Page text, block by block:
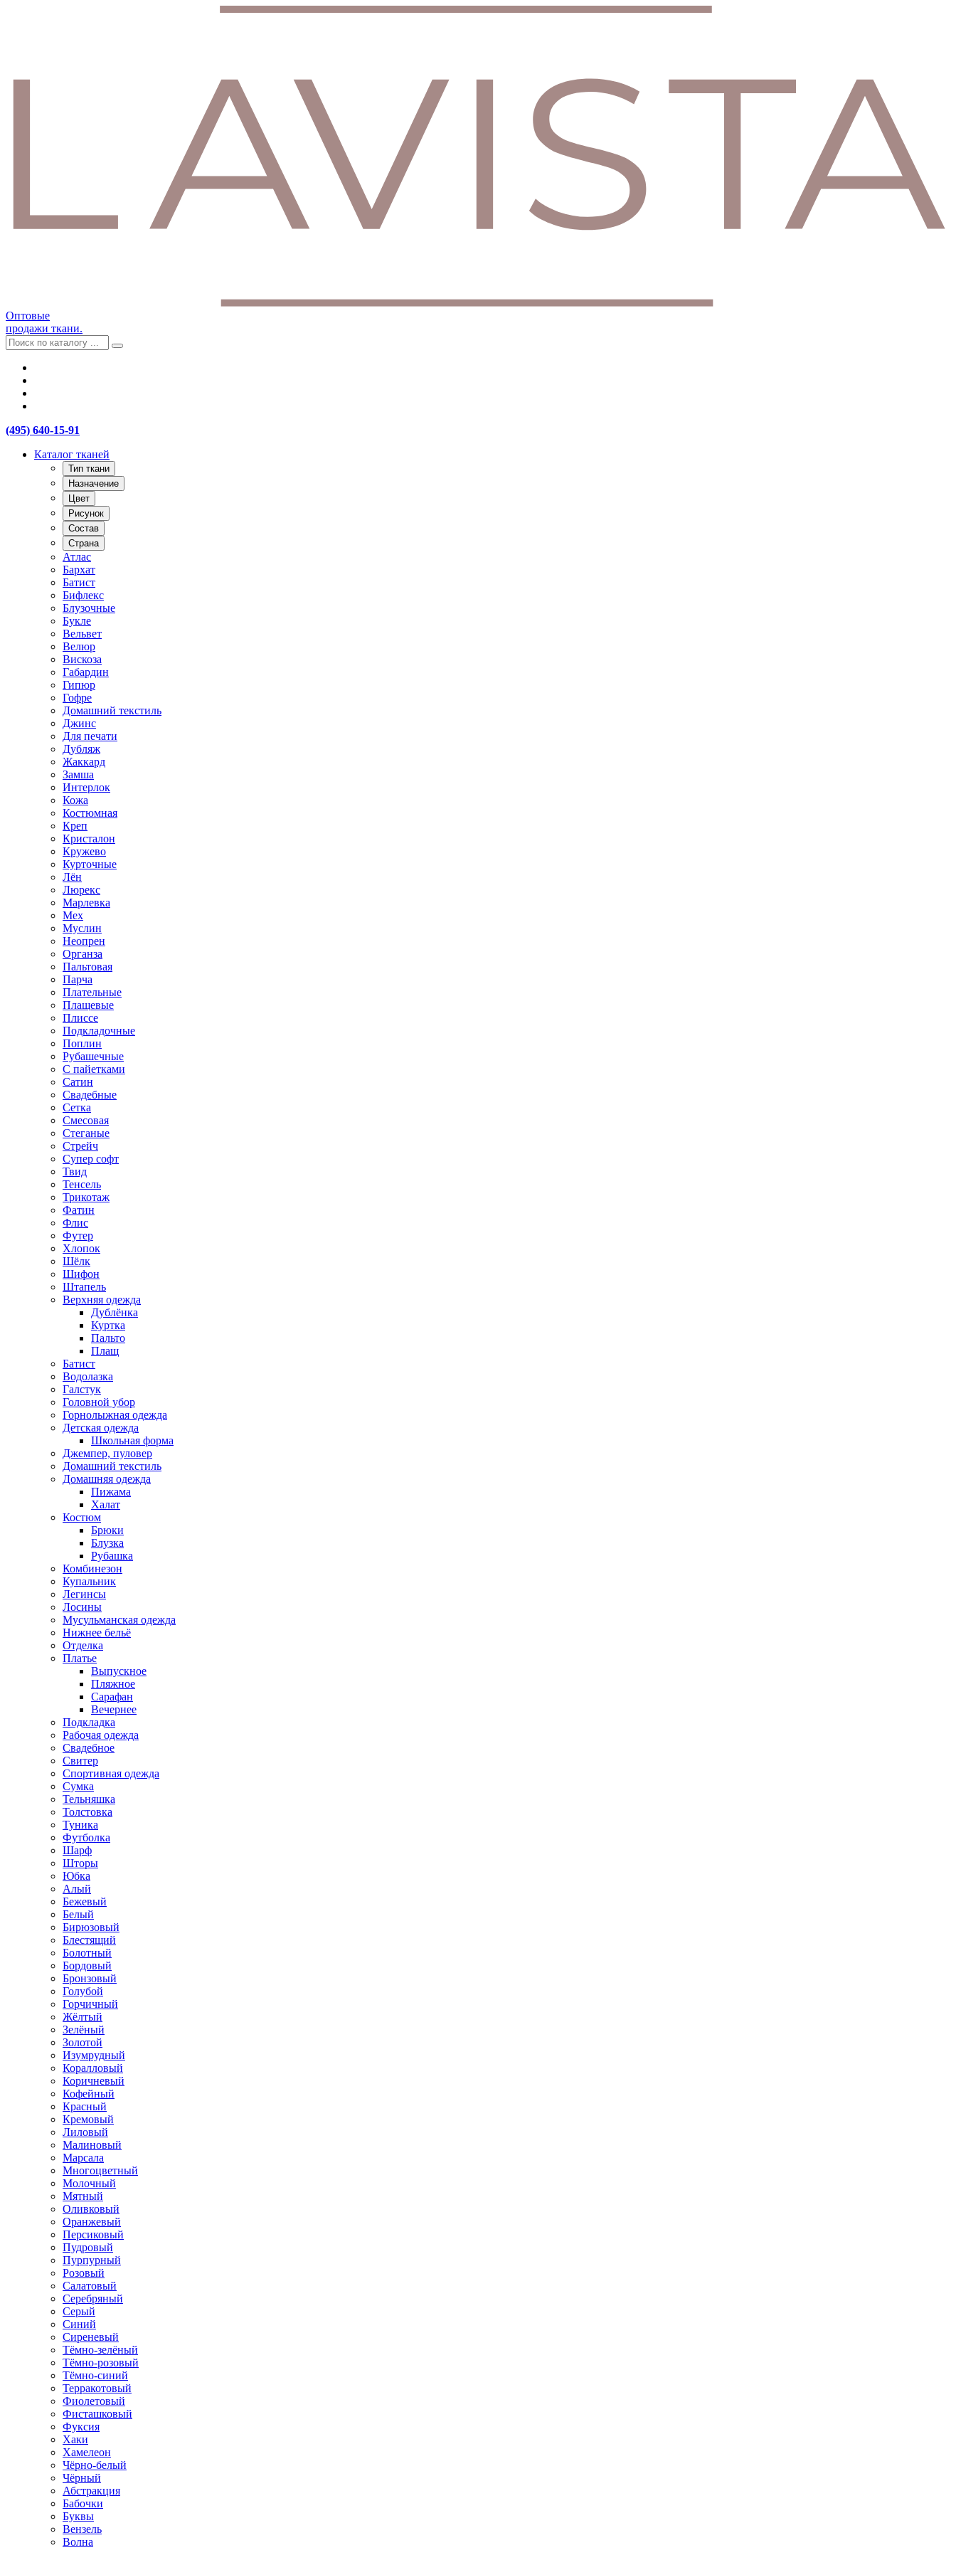
Оптовые
продажи ткани.
(495) 640-15-91
Каталог тканей
Тип ткани
Назначение
Цвет
Рисунок
Состав
Страна
Атлас
Бархат
Батист
Бифлекс
Блузочные
Букле
Вельвет
Велюр
Вискоза
Габардин
Гипюр
Гофре
Домашний текстиль
Джинс
Для печати
Дубляж
Жаккард
Замша
Интерлок
Кожа
Костюмная
Креп
Кристалон
Кружево
Курточные
Лён
Люрекс
Марлевка
Мех
Муслин
Неопрен
Органза
Пальтовая
Парча
Плательные
Плащевые
Плиссе
Подкладочные
Поплин
Рубашечные
С пайетками
Сатин
Свадебные
Сетка
Смесовая
Стеганые
Стрейч
Супер софт
Твид
Тенсель
Трикотаж
Фатин
Флис
Футер
Хлопок
Шёлк
Шифон
Штапель
Верхняя одежда
Дублёнка
Куртка
Пальто
Плащ
Батист
Водолазка
Галстук
Головной убор
Горнолыжная одежда
Детская одежда
Школьная форма
Джемпер, пуловер
Домашний текстиль
Домашняя одежда
Пижама
Халат
Костюм
Брюки
Блузка
Рубашка
Комбинезон
Купальник
Легинсы
Лосины
Мусульманская одежда
Нижнее бельё
Отделка
Платье
Выпускное
Пляжное
Сарафан
Вечернее
Подкладка
Рабочая одежда
Свадебное
Свитер
Спортивная одежда
Сумка
Тельняшка
Толстовка
Туника
Футболка
Шарф
Шторы
Юбка
Алый
Бежевый
Белый
Бирюзовый
Блестящий
Болотный
Бордовый
Бронзовый
Голубой
Горчичный
Жёлтый
Зелёный
Золотой
Изумрудный
Коралловый
Коричневый
Кофейный
Красный
Кремовый
Лиловый
Малиновый
Марсала
Многоцветный
Молочный
Мятный
Оливковый
Оранжевый
Персиковый
Пудровый
Пурпурный
Розовый
Салатовый
Серебряный
Серый
Синий
Сиреневый
Тёмно-зелёный
Тёмно-розовый
Тёмно-синий
Терракотовый
Фиолетовый
Фисташковый
Фуксия
Хаки
Хамелеон
Чёрно-белый
Чёрный
Абстракция
Бабочки
Буквы
Вензель
Волна